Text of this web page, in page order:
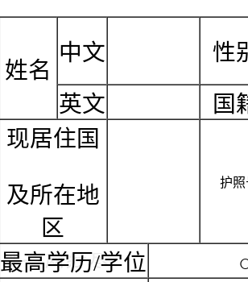
姓名
中文
性
英文
国
现居住国
及所在地
区
护
最高学历/学位